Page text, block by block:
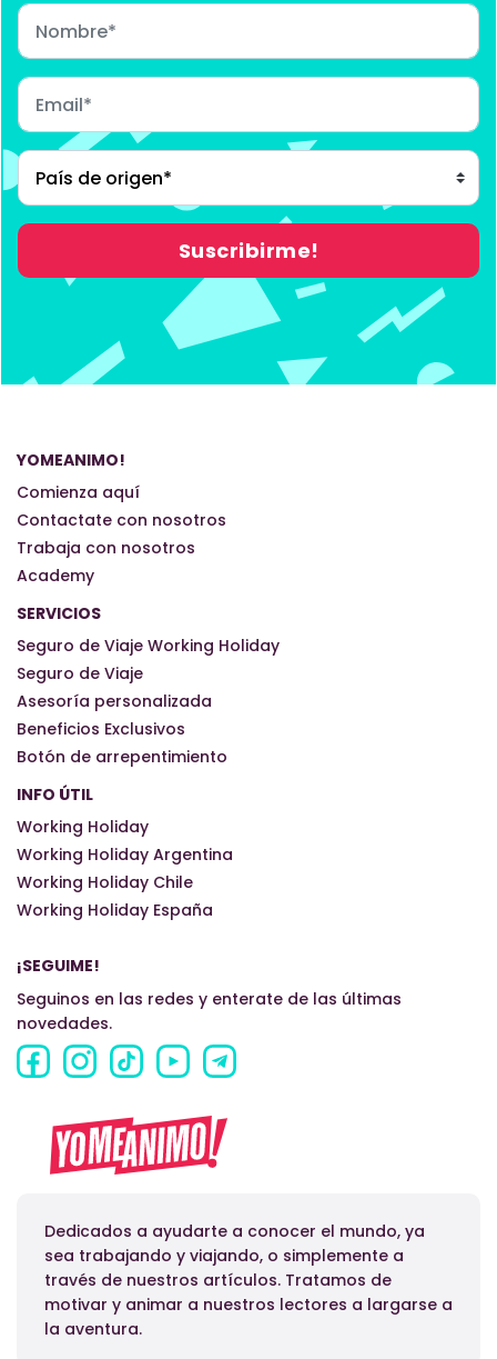
YOMEANIMO!
Comienza aquí
Contactate con nosotros
Trabaja con nosotros
Academy
SERVICIOS
Seguro de Viaje Working Holiday
Seguro de Viaje
Asesoría personalizada
Beneficios Exclusivos
Botón de arrepentimiento
INFO ÚTIL
Working Holiday
Working Holiday Argentina
Working Holiday Chile
Working Holiday España
¡SEGUIME!
Seguinos en las redes y enterate de las últimas
novedades.
Dedicados a ayudarte a conocer el mundo, ya
sea trabajando y viajando, o simplemente a
través de nuestros artículos. Tratamos de
motivar y animar a nuestros lectores a largarse a
la aventura.